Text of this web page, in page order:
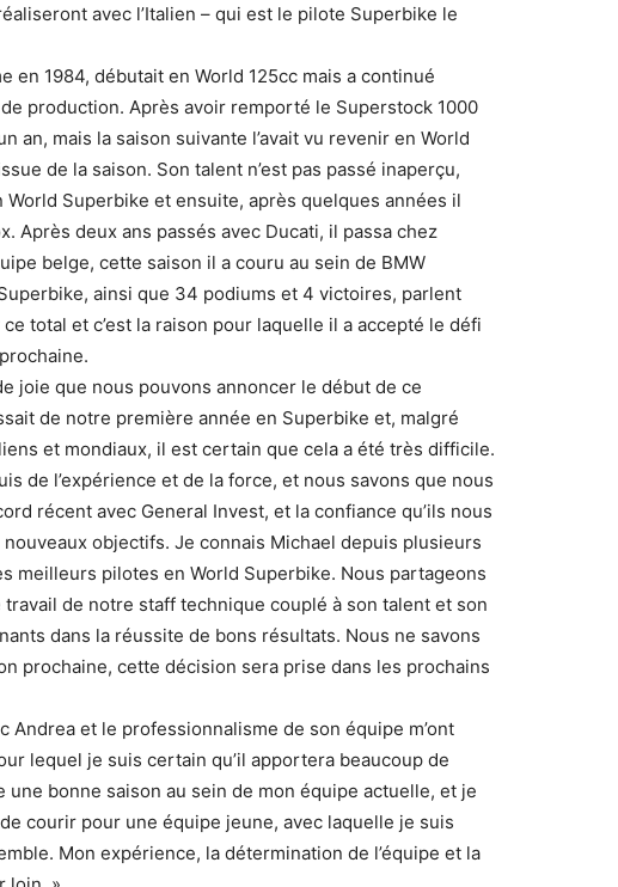
avec l’Italien – qui est le pilote Superbike le
en 1984, débutait en World 125cc mais a continué
production. Après avoir remporté le Superstock 1000
an, mais la saison suivante l’avait vu revenir en World
de la saison. Son talent n’est pas passé inaperçu,
Superbike et ensuite, après quelques années il
Après deux ans passés avec Ducati, il passa chez
belge, cette saison il a couru au sein de BMW
ainsi que 34 podiums et 4 victoires, parlent
total et c’est la raison pour laquelle il a accepté le défi
joie que nous pouvons annoncer le début de ce
de notre première année en Superbike et, malgré
et mondiaux, il est certain que cela a été très difficile.
de l’expérience et de la force, et nous savons que nous
récent avec General Invest, et la confiance qu’ils nous
objectifs. Je connais Michael depuis plusieurs
meilleurs pilotes en World Superbike. Nous partageons
de notre staff technique couplé à son talent et son
dans la réussite de bons résultats. Nous ne savons
prochaine, cette décision sera prise dans les prochains
Andrea et le professionnalisme de son équipe m’ont
lequel je suis certain qu’il apportera beaucoup de
bonne saison au sein de mon équipe actuelle, et je
courir pour une équipe jeune, avec laquelle je suis
Mon expérience, la détermination de l’équipe et la